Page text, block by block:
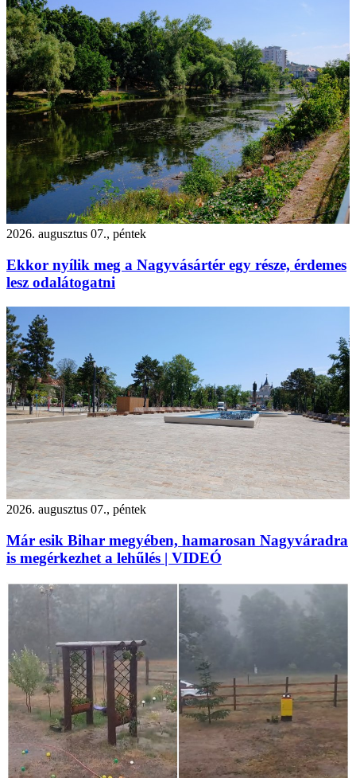
2026. augusztus 07., péntek
Ekkor nyílik meg a Nagyvásártér egy része, érdemes
lesz odalátogatni
2026. augusztus 07., péntek
Már esik Bihar megyében, hamarosan Nagyváradra
is megérkezhet a lehűlés | VIDEÓ